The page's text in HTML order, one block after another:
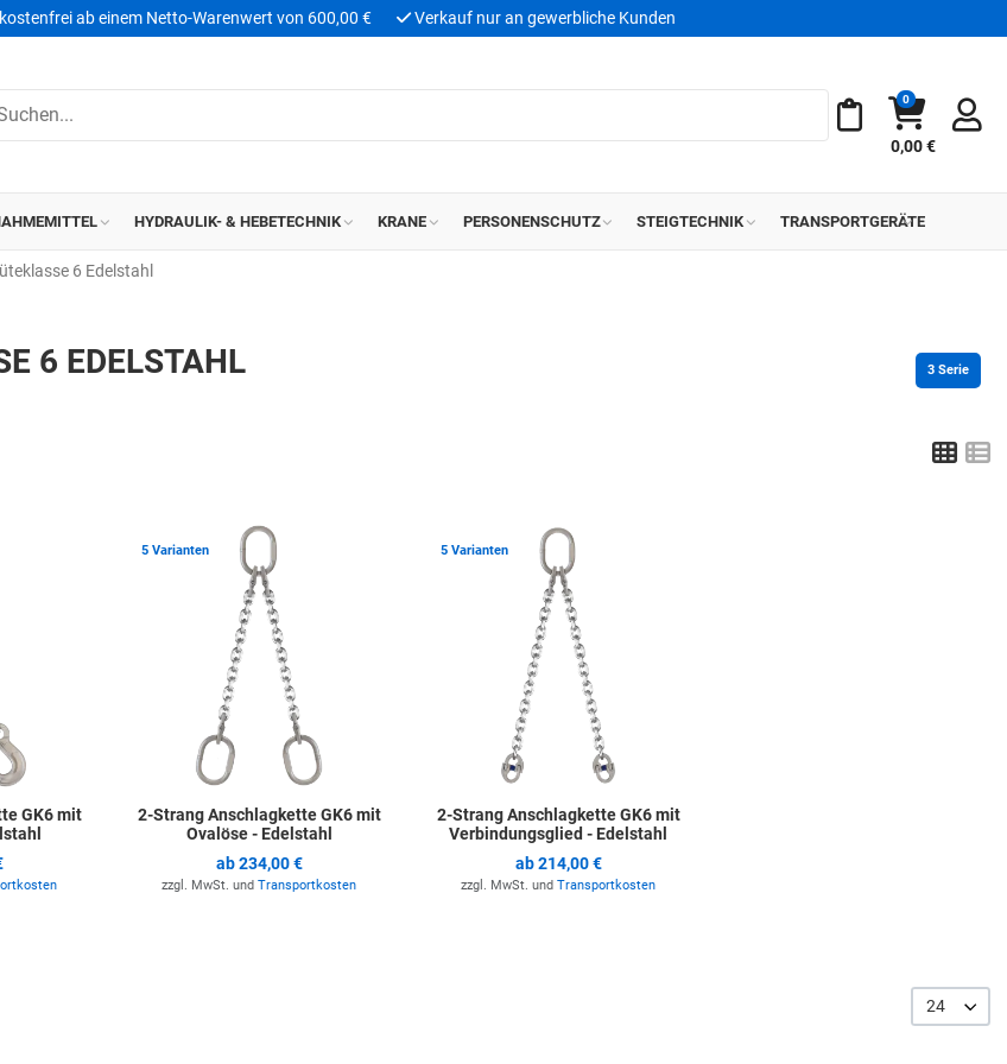
ab einem Netto-Warenwert von 600,00 € Verkauf nur an gewerbliche Kunden
Meine Merkliste
Warenkorb
0
0,00 €
HYDRAULIK- & HEBETECHNIK KRANE PERSONENSCHUTZ STEIGTECHNIK TRANSPORTGERÄTE
6 Edelstahl
6 EDELSTAHL 3 Serie
Grid
Zur Merkliste hinzufügen
GK6 mit
5 Varianten Zur Merkliste hinzufügen
2-Strang Anschlagkette GK6 mit
Ovalöse - Edelstahl
ab234,00 €
zzgl. MwSt. und Transportkosten
5 Varianten
2-Strang Anschlagkette GK6 mit
Verbindungsglied - Edelstahl
ab214,00 €
zzgl. MwSt. und Transportkosten
24